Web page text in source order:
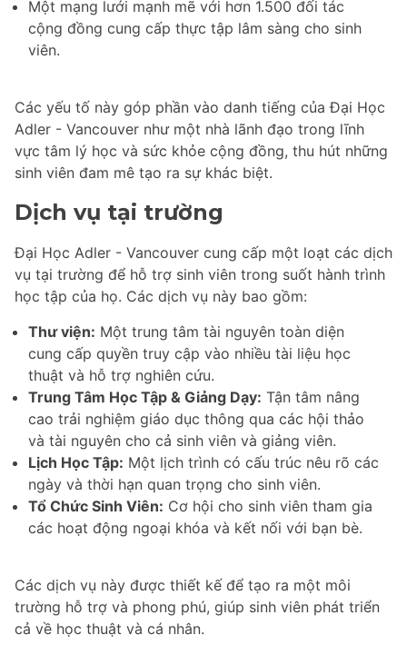
Một mạng lưới mạnh mẽ với hơn 1.500 đối tác
cộng đồng cung cấp thực tập lâm sàng cho sinh
viên.
Các yếu tố này góp phần vào danh tiếng của Đại Học
Adler - Vancouver như một nhà lãnh đạo trong lĩnh
vực tâm lý học và sức khỏe cộng đồng, thu hút những
sinh viên đam mê tạo ra sự khác biệt.
Dịch vụ tại trường
Đại Học Adler - Vancouver cung cấp một loạt các dịch
vụ tại trường để hỗ trợ sinh viên trong suốt hành trình
học tập của họ. Các dịch vụ này bao gồm:
Thư viện: Một trung tâm tài nguyên toàn diện
cung cấp quyền truy cập vào nhiều tài liệu học
thuật và hỗ trợ nghiên cứu.
Trung Tâm Học Tập & Giảng Dạy: Tận tâm nâng
cao trải nghiệm giáo dục thông qua các hội thảo
và tài nguyên cho cả sinh viên và giảng viên.
Lịch Học Tập: Một lịch trình có cấu trúc nêu rõ các
ngày và thời hạn quan trọng cho sinh viên.
Tổ Chức Sinh Viên: Cơ hội cho sinh viên tham gia
các hoạt động ngoại khóa và kết nối với bạn bè.
Các dịch vụ này được thiết kế để tạo ra một môi
trường hỗ trợ và phong phú, giúp sinh viên phát triển
cả về học thuật và cá nhân.